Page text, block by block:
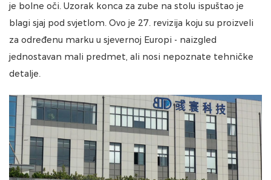
je bolne oči. Uzorak konca za zube na stolu ispuštao je
blagi sjaj pod svjetlom. Ovo je 27. revizija koju su proizveli
za određenu marku u sjevernoj Europi - naizgled
jednostavan mali predmet, ali nosi nepoznate tehničke
detalje.